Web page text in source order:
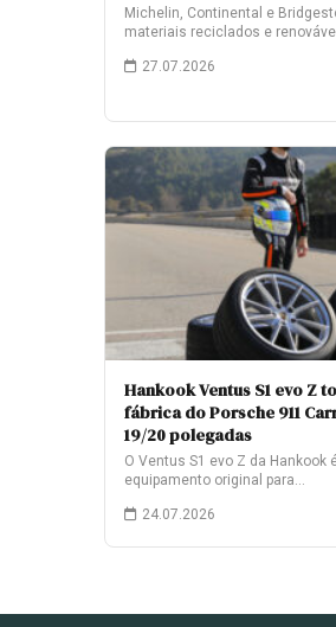
Michelin, Continental e
materiais reciclados e
27.07.2026
Hankook Ventus S1 evo Z
fábrica do Porsche 911
19/20 polegadas
O Ventus S1 evo Z da Hankook
equipamento original para…
24.07.2026